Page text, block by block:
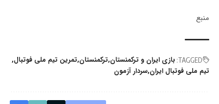
منبع
TAGGED: بازی ایران و ترکمنستان ترکمنستان تمرین تیم ملی فوتبال
تیم ملی فوتبال ایران سردار آزمون